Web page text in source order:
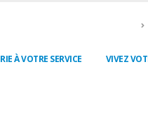
À VOTRE SERVICE VIVEZ